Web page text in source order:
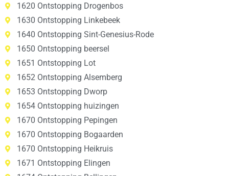
1620 Ontstopping Drogenbos
1630 Ontstopping Linkebeek
1640 Ontstopping Sint-Genesius-Rode
1650 Ontstopping beersel
1651 Ontstopping Lot
1652 Ontstopping Alsemberg
1653 Ontstopping Dworp
1654 Ontstopping huizingen
1670 Ontstopping Pepingen
1670 Ontstopping Bogaarden
1670 Ontstopping Heikruis
1671 Ontstopping Elingen